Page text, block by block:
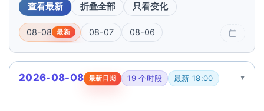
查看最新 折叠全部 只看变化
08-08 最新 08-07 08-06
2026-08-08 最新日期 19 个时段 最新 18:00